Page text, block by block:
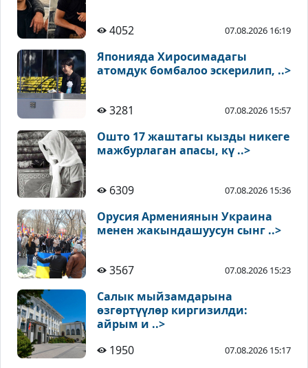
4052 07.08.2026 16:19
Японияда Хиросимадагы
атомдук бомбалоо эскерилип, ..>
3281 07.08.2026 15:57
Ошто 17 жаштагы кызды никеге
мажбурлаган апасы, кү ..>
6309 07.08.2026 15:36
Орусия Армениянын Украина
менен жакындашуусун сынг ..>
3567 07.08.2026 15:23
Салык мыйзамдарына
өзгөртүүлөр киргизилди:
айрым и ..>
1950
07.08.2026 15:17